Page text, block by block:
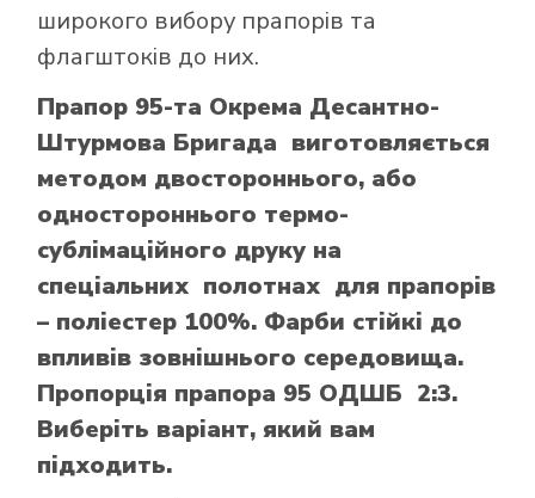
широкого вибору прапорів та
флагштоків до них.
Прапор 95-та Окрема Десантно-
Штурмова Бригада виготовляється
методом двостороннього, або
одностороннього термо-
сублімаційного друку на
спеціальних полотнах для прапорів
– поліестер 100%. Фарби стійкі до
впливів зовнішнього середовища.
Пропорція прапора 95 ОДШБ 2:3.
Виберіть варіант, який вам
підходить.